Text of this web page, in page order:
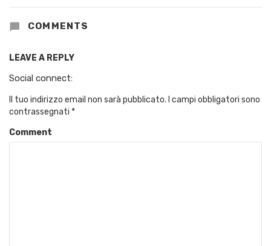
COMMENTS
LEAVE A REPLY
Social connect:
Il tuo indirizzo email non sarà pubblicato. I campi obbligatori sono
contrassegnati *
Comment